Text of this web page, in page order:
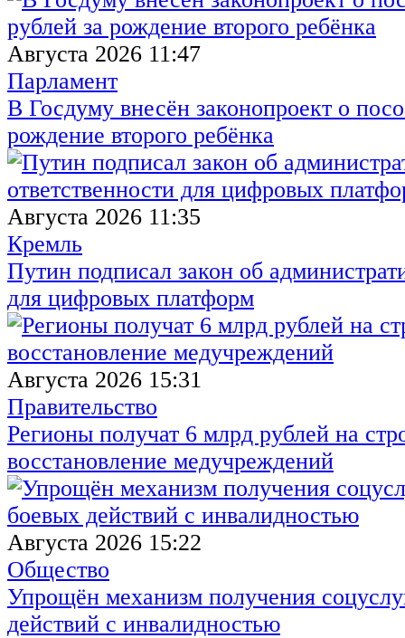
Августа 2026 11:47
Парламент
В Госдуму внесён законопроект о
рождение второго ребёнка
Августа 2026 11:35
Кремль
Путин подписал закон об
для цифровых платформ
Августа 2026 15:31
Правительство
Регионы получат 6 млрд рублей на
восстановление медучреждений
Августа 2026 15:22
Общество
Упрощён механизм получения
действий с инвалидностью